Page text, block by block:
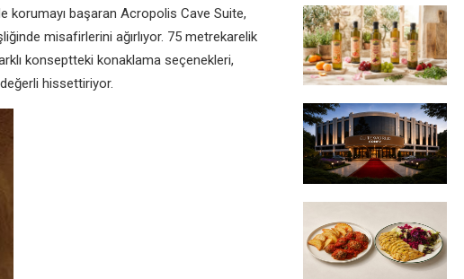
korumayı başaran Acropolis Cave Suite,
misafirlerini ağırlıyor. 75 metrekarelik
konseptteki konaklama seçenekleri,
hissettiriyor.